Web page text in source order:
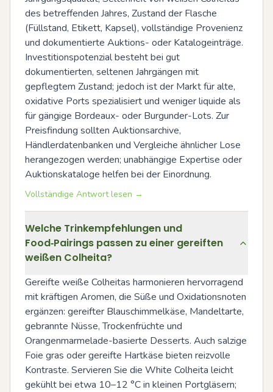
des betreffenden Jahres, Zustand der Flasche
(Füllstand, Etikett, Kapsel), vollständige Provenienz
und dokumentierte Auktions- oder Katalogeinträge.
Investitionspotenzial besteht bei gut
dokumentierten, seltenen Jahrgängen mit
gepflegtem Zustand; jedoch ist der Markt für alte,
oxidative Ports spezialisiert und weniger liquide als
für gängige Bordeaux- oder Burgunder-Lots. Zur
Preisfindung sollten Auktionsarchive,
Händlerdatenbanken und Vergleiche ähnlicher Lose
herangezogen werden; unabhängige Expertise oder
Auktionskataloge helfen bei der Einordnung.
Vollständige Antwort lesen →
Welche Trinkempfehlungen und
Food‑Pairings passen zu einer gereiften
weißen Colheita?
Gereifte weiße Colheitas harmonieren hervorragend
mit kräftigen Aromen, die Süße und Oxidationsnoten
ergänzen: gereifter Blauschimmelkäse, Mandeltarte,
gebrannte Nüsse, Trockenfrüchte und
Orangenmarmelade-basierte Desserts. Auch salzige
Foie gras oder gereifte Hartkäse bieten reizvolle
Kontraste. Servieren Sie die White Colheita leicht
gekühlt bei etwa 10–12 °C in kleinen Portgläsern;